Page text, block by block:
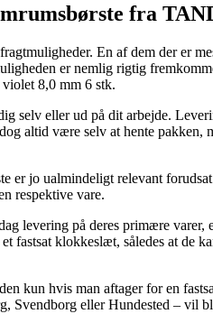
fra
En af dem der er
er nemlig rigtig
8,0 mm 6 stk.
selv eller ud på dit arbejde.
altid være selv at hente pakken,
er jo ualmindeligt relevant
respektive vare.
levering på deres primære
fastsat klokkeslæt, således at de
kun hvis man aftager for en
Svendborg eller Hundested – vil